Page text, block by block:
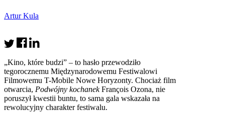
Artur Kula
„Kino, które budzi” – to hasło przewodziło
tegorocznemu Międzynarodowemu Festiwalowi
Filmowemu T-Mobile Nowe Horyzonty. Chociaż film
otwarcia, Podwójny kochanekFrançois Ozona, nie
poruszył kwestii buntu, to sama gala wskazała na
rewolucyjny charakter festiwalu.